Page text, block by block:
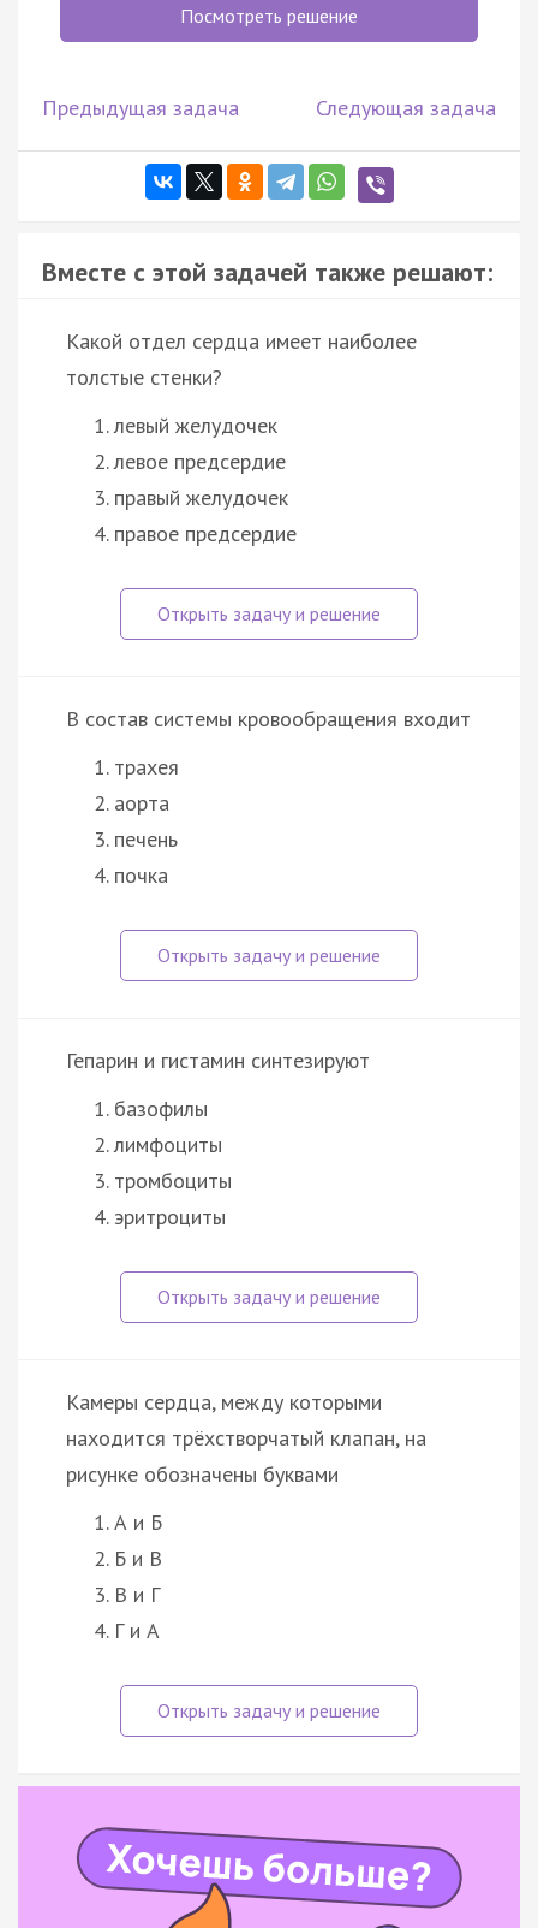
Посмотреть решение
Предыдущая задача Следующая задача
Вместе с этой задачей также решают:
Какой отдел сердца имеет наиболее
толстые стенки?
левый желудочек
левое предсердие
правый желудочек
правое предсердие
В состав системы кровообращения входит
трахея
аорта
печень
почка
Гепарин и гистамин синтезируют
базофилы
лимфоциты
тромбоциты
эритроциты
Камеры сердца, между которыми
находится трёхстворчатый клапан, на
рисунке обозначены буквами
А и Б
Б и В
В и Г
Г и А